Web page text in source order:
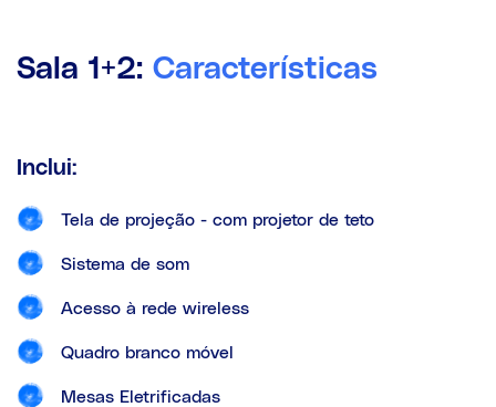
Sala 1+2: Características
Inclui:
Tela de projeção - com projetor de teto
Sistema de som
Acesso à rede wireless
Quadro branco móvel
Mesas Eletrificadas